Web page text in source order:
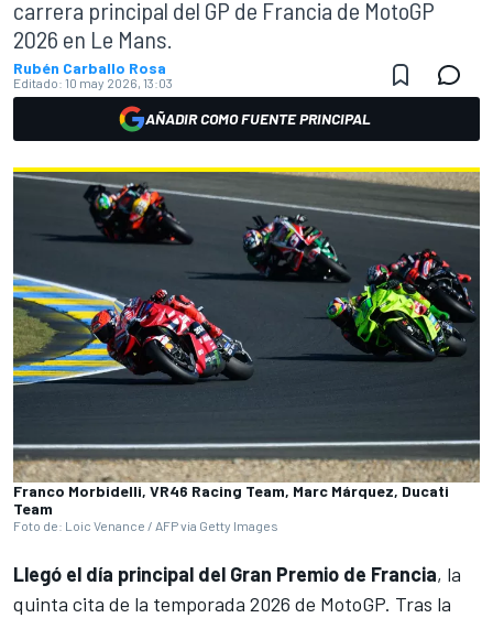
carrera principal del GP de Francia de MotoGP
2026 en Le Mans.
Rubén Carballo Rosa
Editado: 10 may 2026, 13:03
AÑADIR COMO FUENTE PRINCIPAL
Franco Morbidelli, VR46 Racing Team, Marc Márquez, Ducati
Team
Foto de: Loic Venance / AFP via Getty Images
Llegó el día principal del Gran Premio de Francia, la
quinta cita de la temporada 2026 de MotoGP. Tras la